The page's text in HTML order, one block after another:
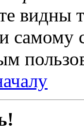
видны
самому